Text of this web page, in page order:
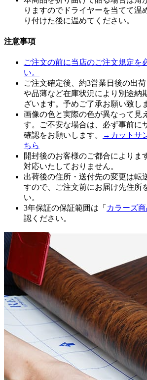
りますのでドライヤーを当てて温
り付けた後に温めてください。
注意事項
ご注文の前に当店のご注文規定を
い。
ご注文確定後、約3営業日後の出
や品薄など在庫状況により別途納
ざいます。予めご了承お願い致し
画像の色と実際の色が異なって見
す。ご不安な場合は、必ず事前に
確認をお願いします。
→カットサ
ちら
開封後のお客様のご都合によりま
対応いたしておりません。
出荷後の住所・送付先の変更は転
すので、ご注文前にお届け先住所
い。
3年保証の保証範囲は「 カラーズ
認ください。